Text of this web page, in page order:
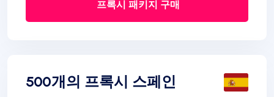
프록시 패키지 구매
500개의 프록시 스페인